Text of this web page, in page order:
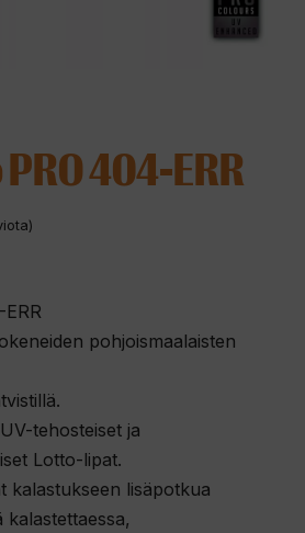
404-ERR
pohjoismaalaisten
tehosteiset ja
Lotto-lipat.
kalastukseen lisäpotkua
kalastettaessa,